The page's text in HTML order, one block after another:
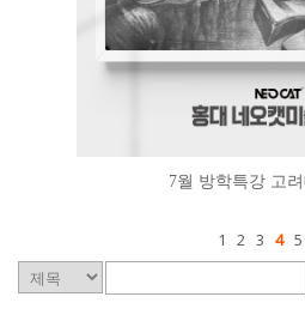
7월 방학특강 고려
1 2 3 4 5